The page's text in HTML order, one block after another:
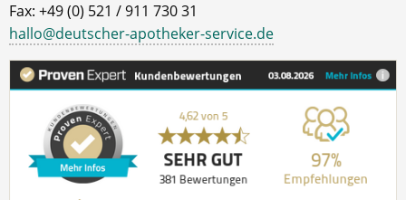
Fax: +49 (0) 521 / 911 730 31
hallo@deutscher-apotheker-service.de